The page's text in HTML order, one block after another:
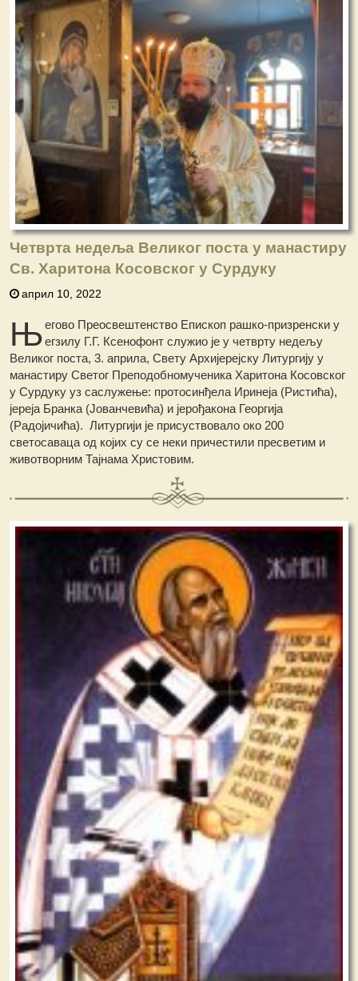
Четврта недеља Великог поста у манастиру
Св. Харитона Косовског у Сурдуку
април 10, 2022
Његово Преосвештенство Епископ рашко-призренски у
егзилу Г.Г. Ксенофонт служио је у четврту недељу
Великог поста, 3. априла, Свету Архијерејску Литургију у
манастиру Светог Преподобномученика Харитона Косовског
у Сурдуку уз саслужење: протосинђела Иринеја (Ристића),
јереја Бранка (Јованчевића) и јерођакона Георгија
(Радојичића). Литургији је присуствовало око 200
светосаваца од којих су се неки причестили пресветим и
животворним Тајнама Христовим.